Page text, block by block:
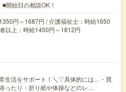
始日の相談OK！
円～1687円 / 介護福祉士：時給1650
以上：時給1450円～1812円
生活をサポート！＼▽具体的には…・買
ったり・折り紙や体操などのレ…